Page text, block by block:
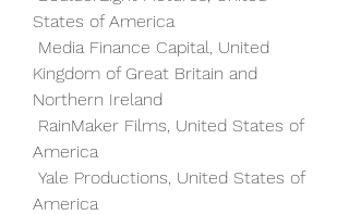
States of America
Kingdom of Great Britain and
Northern Ireland
America
America